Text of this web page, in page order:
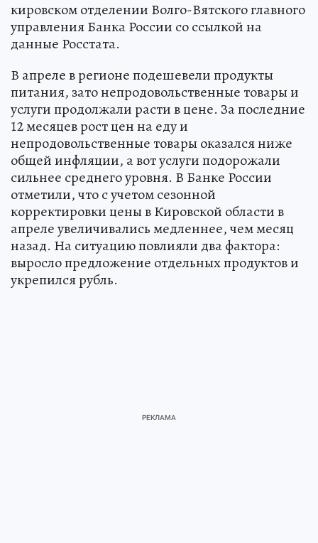
кировском отделении Волго-Вятского главного
управления Банка России со ссылкой на
данные Росстата.
В апреле в регионе подешевели продукты
питания, зато непродовольственные товары и
услуги продолжали расти в цене. За последние
12 месяцев рост цен на еду и
непродовольственные товары оказался ниже
общей инфляции, а вот услуги подорожали
сильнее среднего уровня. В Банке России
отметили, что с учетом сезонной
корректировки цены в Кировской области в
апреле увеличивались медленнее, чем месяц
назад. На ситуацию повлияли два фактора:
выросло предложение отдельных продуктов и
укрепился рубль.